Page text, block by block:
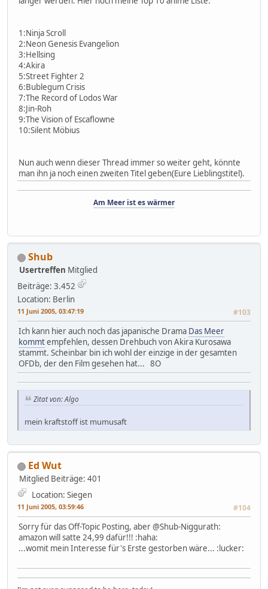
1:Ninja Scroll
2:Neon Genesis Evangelion
3:Hellsing
4:Akira
5:Street Fighter 2
6:Bublegum Crisis
7:The Record of Lodos War
8:Jin-Roh
9:The Vision of Escaflowne
10:Silent Möbius
Nun auch wenn dieser Thread immer so weiter geht, könnte
man ihn ja noch einen zweiten Titel geben(Eure Lieblingstitel).
Am Meer ist es wärmer
Shub
Usertreffen Mitglied
Beiträge: 3.452
Location: Berlin
11 Juni 2005, 03:47:19 #103
Ich kann hier auch noch das japanische Drama Das Meer
kommtempfehlen, dessen Drehbuch von Akira Kurosawa
stammt. Scheinbar bin ich wohl der einzige in der gesamten
OFDb, der den Film gesehen hat... 8O
Zitat von: Algo
mein kraftstoff ist mumusaft
Ed Wut
Mitglied Beiträge: 401
Location: Siegen
11 Juni 2005, 03:59:46 #104
Sorry für das Off-Topic Posting, aber @Shub-Niggurath:
amazon will satte 24,99 dafür!!! :haha:
...womit mein Interesse für's Erste gestorben wäre... :lucker: